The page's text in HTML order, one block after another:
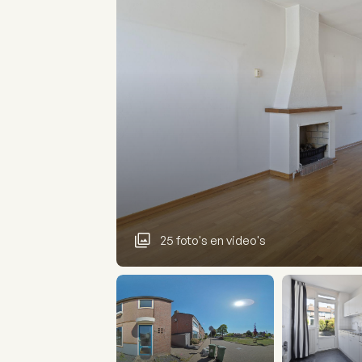
25 foto's en video's